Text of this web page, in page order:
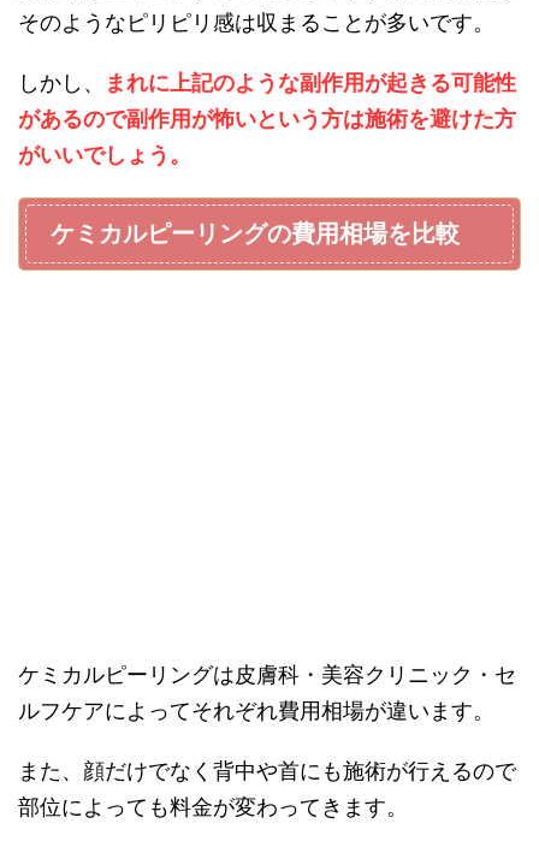
そのようなピリピリ感は収まることが多いです。
しかし、
まれに上記のような副作用が起きる可能性
があるので副作用が怖いという方は施術を避けた方
がいいでしょう。
ケミカルピーリングの費用相場を比較
ケミカルピーリングは皮膚科・美容クリニック・セ
ルフケアによってそれぞれ費用相場が違います。
また、顔だけでなく背中や首にも施術が行えるので
部位によっても料金が変わってきます。